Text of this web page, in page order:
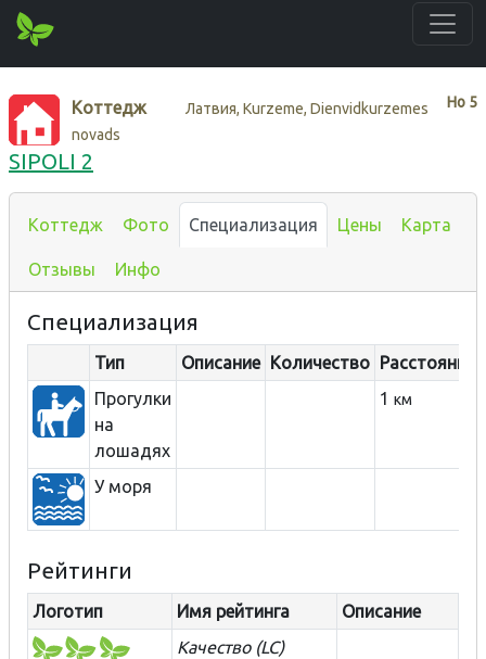
Нo 5
Коттедж
Латвия, Kurzeme, Dienvidkurzemes
novads
SIPOLI 2
Коттедж Фото Специализация Цены Карта
Отзывы Инфо
Специализация
Тип Описание Количество Расстояние
Прогулки
на
лошадях
1 км
У моря
Рейтинги
Логотип Имя рейтинга
Описание
Качество (LC)